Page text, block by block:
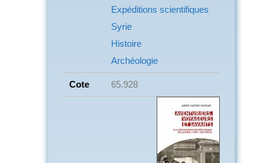
Expéditions scientifiques
Syrie
Histoire
Archéologie
Cote 65.928